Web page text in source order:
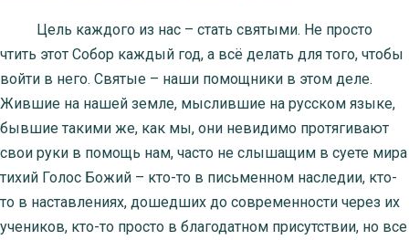
Цель каждого из нас – стать святыми. Не просто
чтить этот Собор каждый год, а всё делать для того, чтобы
войти в него. Святые – наши помощники в этом деле.
Жившие на нашей земле, мыслившие на русском языке,
бывшие такими же, как мы, они невидимо протягивают
свои руки в помощь нам, часто не слышащим в суете мира
тихий Голос Божий – кто-то в письменном наследии, кто-
то в наставлениях, дошедших до современности через их
учеников, кто-то просто в благодатном присутствии, но все